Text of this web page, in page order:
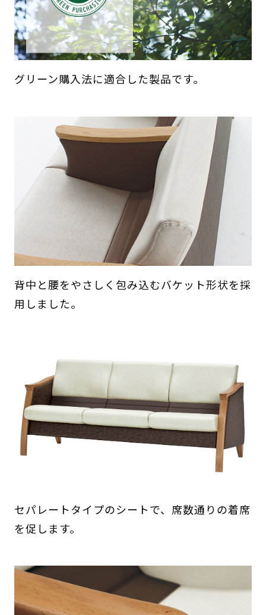
グリーン購入法に適合した製品です。
背中と腰をやさしく包み込むバケット形状を採
用しました。
セパレートタイプのシートで、席数通りの着席
を促します。